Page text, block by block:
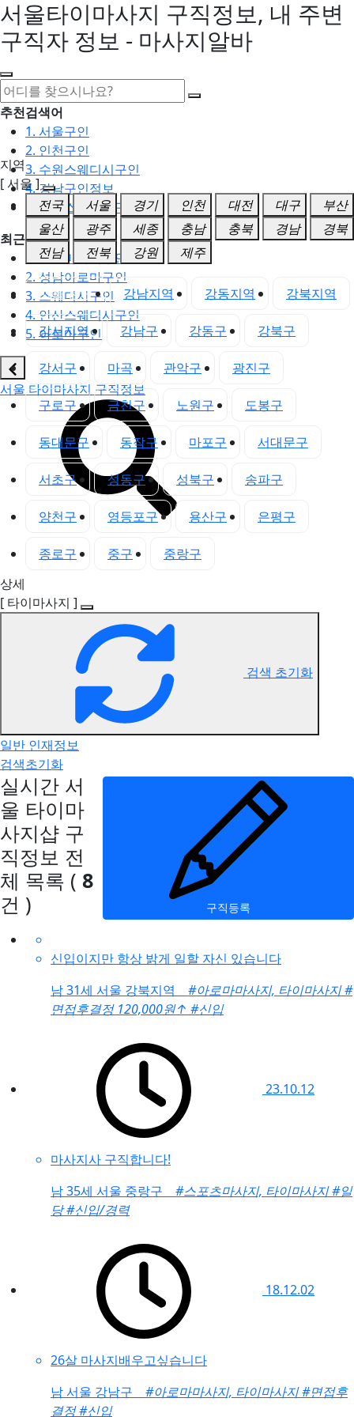
서울타이마사지 구직정보, 내 주변
구직자 정보 - 마사지알바
추천검색어
1. 서울구인
2. 인천구인
3. 수원스웨디시구인
4. 강남구인정보
5. 동탄스웨디시구인
최근검색어
1. 일산마사지구인
2. 성남아로마구인
3. 스웨디시구인
4. 안산스웨디시구인
5. 아로마구인
서울 타이마사지 구직정보
지역
[ 서울 ]
전국
서울 경기 인천 대전 대구
부산
울산
광주 세종 충남 충북 경남
경북
전남
전북 강원 제주
서울 전체 강남지역 강동지역 강북지역
강서지역 강남구 강동구 강북구
강서구 마곡 관악구 광진구
구로구 금천구 노원구 도봉구
동대문구 동작구 마포구 서대문구
서초구 성동구 성북구 송파구
양천구 영등포구 용산구 은평구
종로구 중구
중랑구
상세
[ 타이마사지 ]
검색 초기화
일반 인재정보
검색초기화
실시간 서
울 타이마
사지샵 구
직정보 전
체 목록 ( 8
건 )
구직등록
신입이지만 항상 밝게 일할 자신 있습니다
남31세 서울 강북지역 #아로마마사지, 타이마사지#
면접후결정 120,000원↑ #신입
23.10.12
마사지사 구직합니다!
남35세 서울 중랑구 #스포츠마사지, 타이마사지#일
당#신입/경력
18.12.02
26살 마사지배우고싶습니다
남서울 강남구 #아로마마사지, 타이마사지#면접후
결정#신입